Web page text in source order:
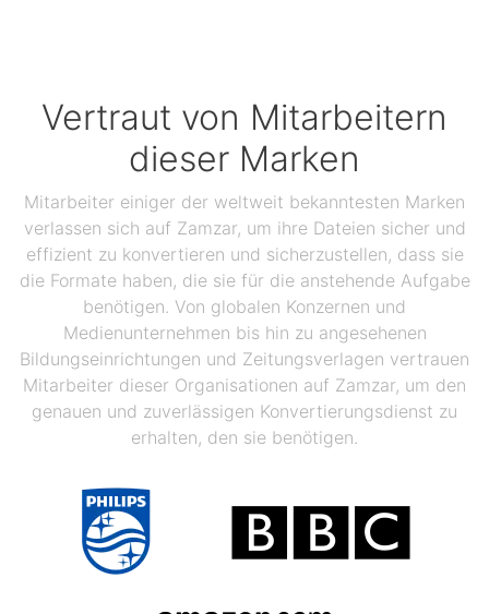
Vertraut von Mitarbeitern
dieser Marken
Mitarbeiter einiger der weltweit bekanntesten Marken
verlassen sich auf Zamzar, um ihre Dateien sicher und
effizient zu konvertieren und sicherzustellen, dass sie
die Formate haben, die sie für die anstehende Aufgabe
benötigen. Von globalen Konzernen und
Medienunternehmen bis hin zu angesehenen
Bildungseinrichtungen und Zeitungsverlagen vertrauen
Mitarbeiter dieser Organisationen auf Zamzar, um den
genauen und zuverlässigen Konvertierungsdienst zu
erhalten, den sie benötigen.